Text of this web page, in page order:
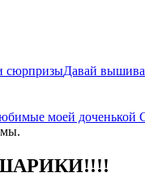
сюрпризыДавай
моей